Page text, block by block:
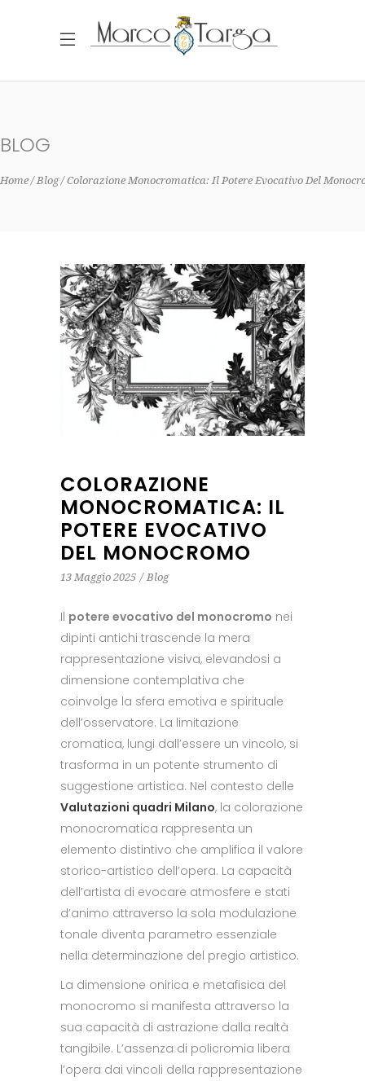
BLOG
Home Blog Colorazione Monocromatica: Il Potere Evocativo Del
COLORAZIONE
MONOCROMATICA: IL
POTERE EVOCATIVO
DEL MONOCROMO
13 Maggio 2025 Blog
Il potere evocativo del monocromo nei
dipinti antichi trascende la mera
rappresentazione visiva, elevandosi a
dimensione contemplativa che
coinvolge la sfera emotiva e spirituale
dell’osservatore. La limitazione
cromatica, lungi dall’essere un vincolo, si
trasforma in un potente strumento di
suggestione artistica. Nel contesto delle
Valutazioni quadri Milano, la colorazione
monocromatica rappresenta un
elemento distintivo che amplifica il valore
storico-artistico dell’opera. La capacità
dell’artista di evocare atmosfere e stati
d’animo attraverso la sola modulazione
tonale diventa parametro essenziale
nella determinazione del pregio artistico.
La dimensione onirica e metafisica del
monocromo si manifesta attraverso la
sua capacità di astrazione dalla realtà
tangibile. L’assenza di policromia libera
l’opera dai vincoli della rappresentazione